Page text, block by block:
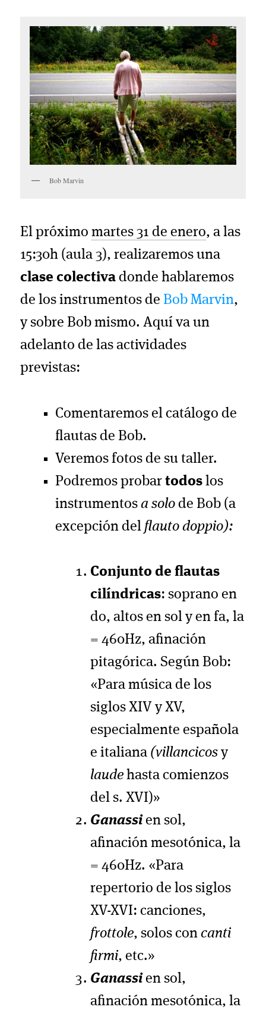
Bob Marvin
El próximomartes 31 de enero, a las
15:30h (aula 3), realizaremos una
clase colectiva donde hablaremos
de los instrumentos deBob Marvin,
y sobre Bob mismo. Aquí va un
adelanto de las actividades
previstas:
Comentaremos el catálogo de
flautas de Bob.
Veremos fotos de su taller.
Podremos probartodos los
instrumentosa solo de Bob (a
excepción del flauto doppio):
Conjunto de flautas
cilíndricas: soprano en
do, altos en sol y en fa, la
= 460Hz, afinación
pitagórica. Según Bob:
«Para música de los
siglos XIV y XV,
especialmente española
e italiana (villancicos y
laude hasta comienzos
del s. XVI)»
Ganassien sol,
afinación mesotónica, la
= 460Hz. «Para
repertorio de los siglos
XV-XVI: canciones,
frottole, solos concanti
firmi, etc.»
Ganassien sol,
afinación mesotónica, la